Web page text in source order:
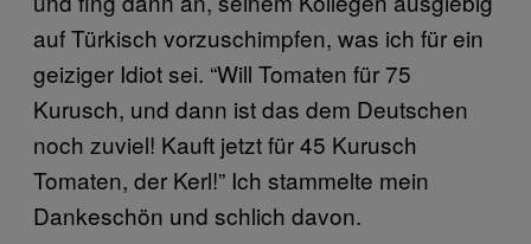
auf Türkisch vorzuschimpfen, was ich für ein
geiziger Idiot sei. “Will Tomaten für 75
Kurusch, und dann ist das dem Deutschen
noch zuviel! Kauft jetzt für 45 Kurusch
Tomaten, der Kerl!” Ich stammelte mein
Dankeschön und schlich davon.